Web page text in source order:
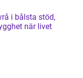
bålsta stöd,
när livet